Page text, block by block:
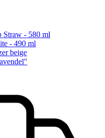
Straw - 580 ml
- 490 ml
beige